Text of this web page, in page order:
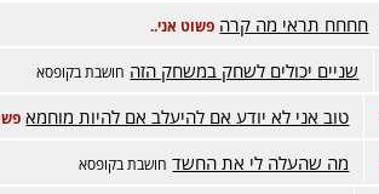
חחחח תראי מה קרה פשוט אני..
שניים יכולים לשחק במשחק הזה חושבת בקופסא
טוב אני לא יודע אם להיעלב אם להיות מוחמא
מה שהעלה לי את החשד חושבת בקופסא